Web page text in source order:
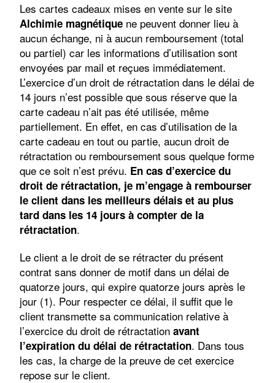
Les cartes cadeaux mises en vente sur le site
Alchimie magnétique ne peuvent donner lieu à
aucun échange, ni à aucun remboursement (total
ou partiel) car les informations d’utilisation sont
envoyées par mail et reçues immédiatement.
L’exercice d’un droit de rétractation dans le délai de
14 jours n’est possible que sous réserve que la
carte cadeau n’ait pas été utilisée, même
partiellement. En effet, en cas d’utilisation de la
carte cadeau en tout ou partie, aucun droit de
rétractation ou remboursement sous quelque forme
que ce soit n’est prévu. En cas d’exercice du
droit de rétractation, je m’engage à rembourser
le client dans les meilleurs délais et au plus
tard dans les 14 jours à compter de la
rétractation.
Le client a le droit de se rétracter du présent
contrat sans donner de motif dans un délai de
quatorze jours, qui expire quatorze jours après le
jour (1). Pour respecter ce délai, il suffit que le
client transmette sa communication relative à
l’exercice du droit de rétractationavant
l’expiration du délai de rétractation. Dans tous
les cas, la charge de la preuve de cet exercice
repose sur le client.